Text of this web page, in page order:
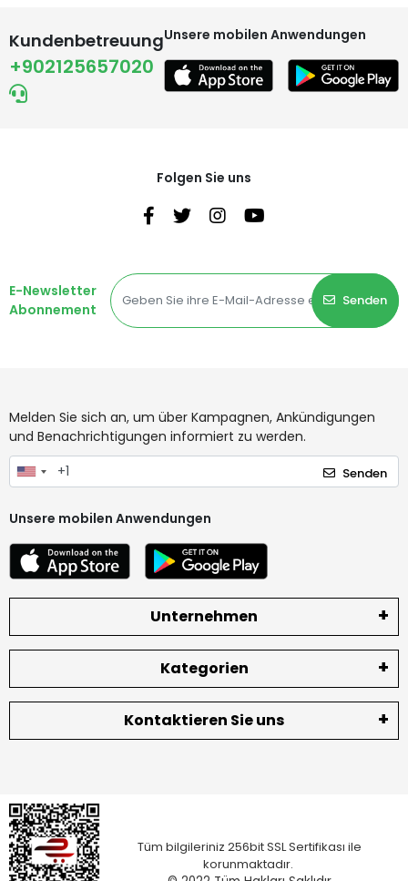
Kundenbetreuung
+902125657020
Unsere mobilen Anwendungen
Folgen Sie uns
E-Newsletter
Abonnement
Senden
Melden Sie sich an, um über Kampagnen, Ankündigungen
und Benachrichtigungen informiert zu werden.
Senden
Unsere mobilen Anwendungen
Unternehmen
Kategorien
Kontaktieren Sie uns
Tüm bilgileriniz 256bit SSL Sertifikası ile
korunmaktadır.